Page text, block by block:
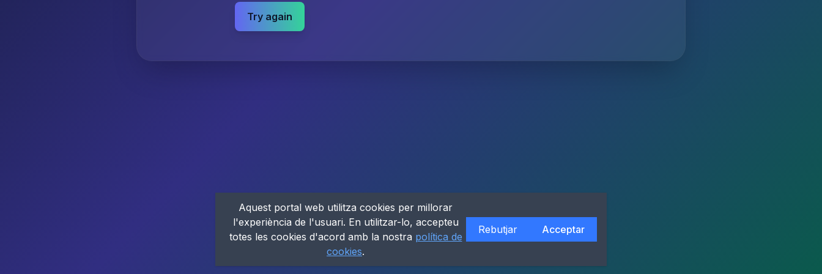
Try again
Aquest portal web utilitza cookies per millorar
l'experiència de l'usuari. En utilitzar-lo, accepteu
totes les cookies d'acord amb la nostra política de
cookies.
Rebutjar Acceptar